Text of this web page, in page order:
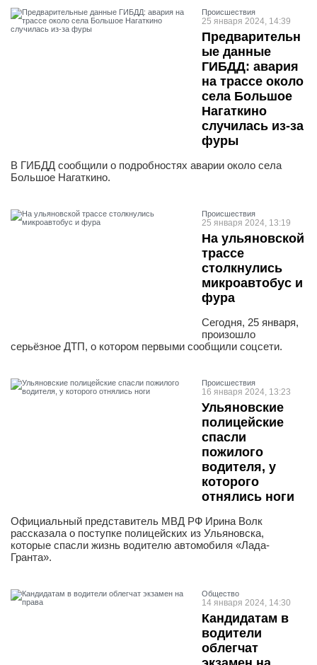
Проиcшествия
25 января 2024, 14:39
Предварительн
ые данные
ГИБДД: авария
на трассе около
села Большое
Нагаткино
случилась из-за
фуры
В ГИБДД сообщили о подробностях аварии около села
Большое Нагаткино.
Проиcшествия
25 января 2024, 13:19
На ульяновской
трассе
столкнулись
микроавтобус и
фура
Сегодня, 25 января,
произошло
серьёзное ДТП, о котором первыми сообщили соцсети.
Проиcшествия
16 января 2024, 13:23
Ульяновские
полицейские
спасли
пожилого
водителя, у
которого
отнялись ноги
Официальный представитель МВД РФ Ирина Волк
рассказала о поступке полицейских из Ульяновска,
которые спасли жизнь водителю автомобиля «Лада-
Гранта».
Общество
14 января 2024, 14:30
Кандидатам в
водители
облегчат